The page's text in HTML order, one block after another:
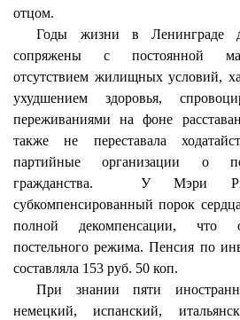
отцом.
Годы жизни в
сопряжены с постоянной
отсутствием жилищных условий,
ухудшением здоровья,
переживаниями на фоне
также не переставала
партийные организации о
гражданства.
У Мэри Рид
субкомпенсированный порок
полной декомпенсации, что
постельного режима. Пенсия по
составляла 153 руб. 50 коп.
При знании пяти
немецкий, испанский,